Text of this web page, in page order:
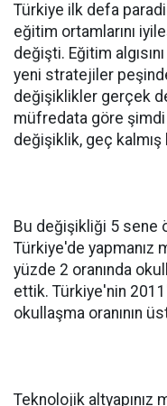
Türkiye ilk defa
eğitim ortamlarını
değişti. Eğitim
yeni stratejiler
değişiklikler gerçek
müfredata göre şimdi
değişiklik, geç
Bu değişikliği 5 sene
Türkiye'de yapmanız
yüzde 2 oranında
ettik. Türkiye'nin
okullaşma oranının
Teknolojik